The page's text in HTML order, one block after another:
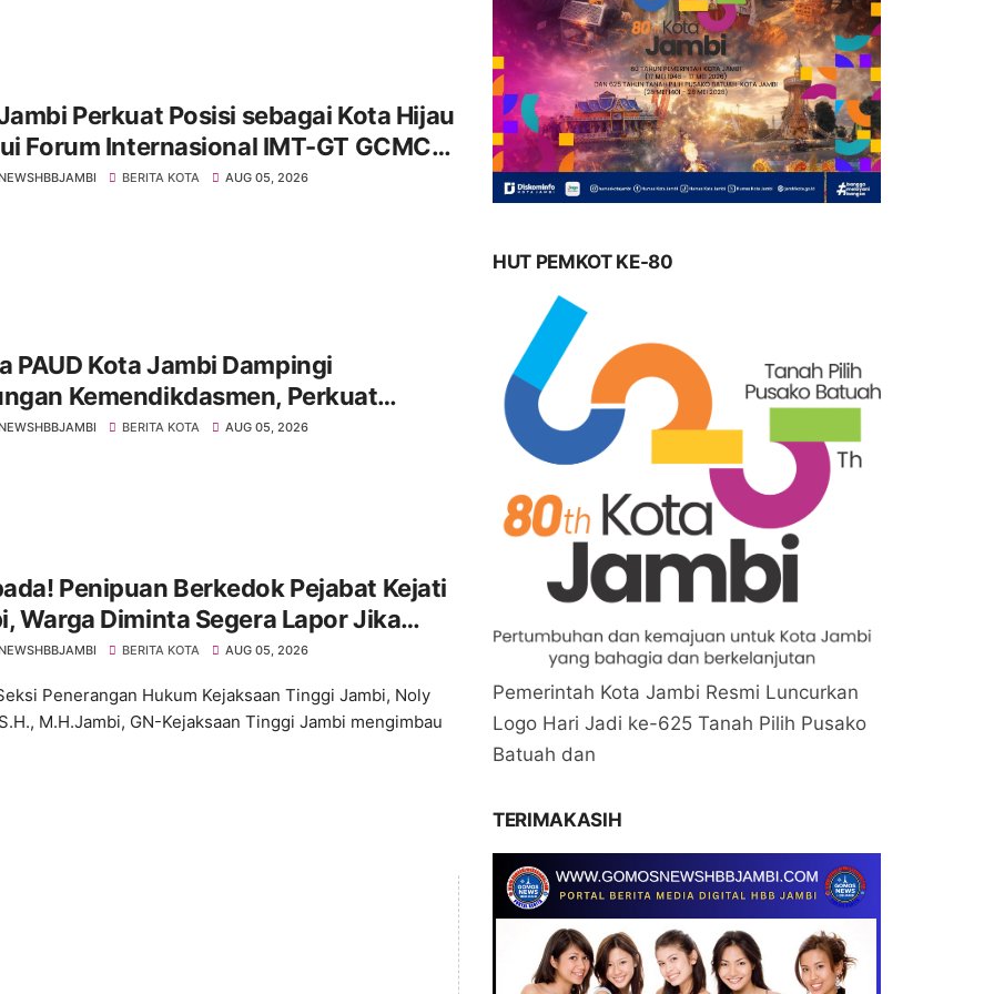
Perkuat Posisi sebagai Kota Hijau
Forum Internasional IMT-GT GCMC
BERITA KOTA AUG 05, 2026
PAUD Kota Jambi Dampingi
Kemendikdasmen, Perkuat
Wujudkan PAUD Berkualitas dan
BERITA KOTA AUG 05, 2026
Penipuan Berkedok Pejabat Kejati
Warga Diminta Segera Lapor Jika
BERITA KOTA AUG 05, 2026
Penerangan Hukum Kejaksaan Tinggi Jambi, Noly
M.H.Jambi, GN-Kejaksaan Tinggi Jambi mengimbau
HUT PEMKOT KE-80
Pemerintah Kota Jambi Resmi Luncurkan
Logo Hari Jadi ke-625 Tanah Pilih Pusako
Batuah dan
TERIMAKASIH